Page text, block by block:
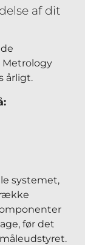
af dit
Metrology
årligt.
systemet,
før det